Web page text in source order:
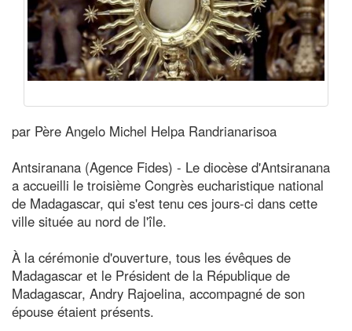
par Père Angelo Michel Helpa Randrianarisoa
Antsiranana (Agence Fides) - Le diocèse d'Antsiranana
a accueilli le troisième Congrès eucharistique national
de Madagascar, qui s'est tenu ces jours-ci dans cette
ville située au nord de l'île.
À la cérémonie d'ouverture, tous les évêques de
Madagascar et le Président de la République de
Madagascar, Andry Rajoelina, accompagné de son
épouse étaient présents.